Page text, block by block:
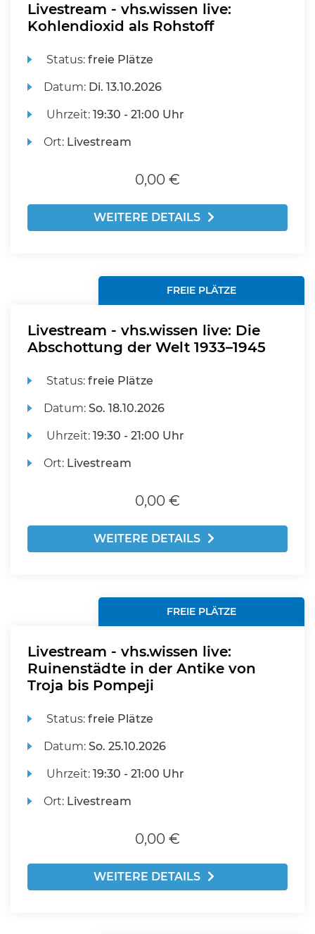
Livestream - vhs.wissen live:
Kohlendioxid als Rohstoff
Status:freie Plätze
Datum: Di. 13.10.2026
Uhrzeit:19:30 - 21:00 Uhr
Ort: Livestream
0,00 €
WEITERE DETAILS
FREIE PLÄTZE
Livestream - vhs.wissen live: Die
Abschottung der Welt 1933–1945
Status:freie Plätze
Datum:So. 18.10.2026
Uhrzeit:19:30 - 21:00 Uhr
Ort: Livestream
0,00 €
WEITERE DETAILS
FREIE PLÄTZE
Livestream - vhs.wissen live:
Ruinenstädte in der Antike von
Troja bis Pompeji
Status:freie Plätze
Datum:So. 25.10.2026
Uhrzeit:19:30 - 21:00 Uhr
Ort: Livestream
0,00 €
WEITERE DETAILS